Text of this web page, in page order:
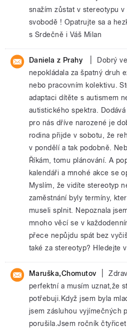
snažím zůstat v stereotypu
svobodě ! Opatrujte sa a
s Srdečně i Váš Milan
Daniela z Prahy
Dobrý
nepokládala za špatný druh
nebo pracovním kolektivu.
adaptaci dítěte s autismem
autistického spektra.
pro nás dříve narozené je
rodina přijde v sobotu, že
v pondělí a tak podobně.
Říkám, tomu plánování. A
kalendáři a mnohé akce se
Myslím, že vidíte stereotyp
zaměstnání byly termíny,
museli splnit. Nepoznala
mnoho věcí se v
přece nepůjdu spát bez
také za stereotyp? Hledejte
Maruška,Chomutov
perfektní a musím uznat,že
potřebuji.Když jsem byla
jsem zásluhou vyjímečných
porušila.Jsem ročník